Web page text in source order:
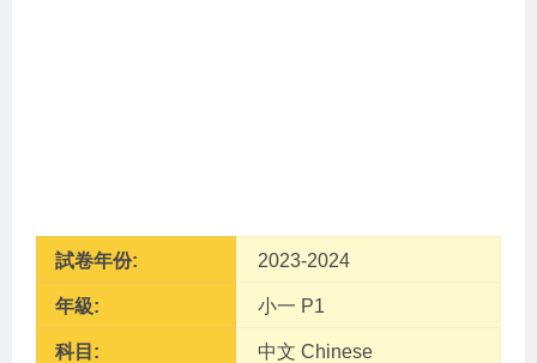
試卷年份: 2023-2024
年級: 小一 P1
科目: 中文 Chinese